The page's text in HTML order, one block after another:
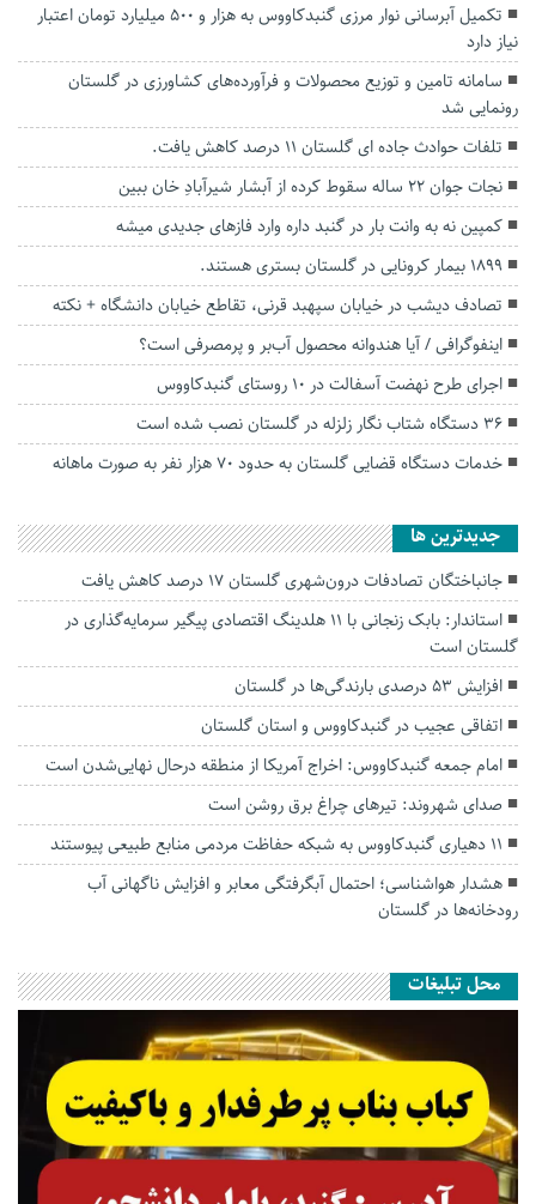
تکمیل آبرسانی نوار مرزی گنبدکاووس به هزار و ۵۰۰ میلیارد تومان اعتبار
نیاز دارد
سامانه تامین و توزیع محصولات و فرآورده‌های کشاورزی در گلستان
رونمایی شد
تلفات حوادث جاده ای گلستان ۱۱ درصد کاهش یافت.
نجات جوان ۲۲ ساله سقوط کرده از آبشار شیرآبادِ خان ببین
کمپین نه به وانت بار در گنبد داره وارد فازهای جدیدی میشه
۱۸۹۹ بیمار کرونایی در گلستان بستری هستند.
تصادف دیشب در خیابان سپهبد قرنی، تقاطع خیابان دانشگاه + نکته
اینفوگرافی / آیا هندوانه محصول آب‌بر و پرمصرفی است؟
اجرای طرح نهضت آسفالت در ۱۰ روستای گنبدکاووس
۳۶ دستگاه شتاب نگار زلزله در گلستان نصب شده است
خدمات دستگاه قضایی گلستان به حدود ۷۰ هزار نفر به صورت ماهانه
جديدترين ها
جانباختگان تصادفات درون‌شهری گلستان ۱۷ درصد کاهش یافت
استاندار: بابک زنجانی با ۱۱ هلدینگ اقتصادی پیگیر سرمایه‌گذاری در
گلستان است
افزایش ۵۳ درصدی بارندگی‌ها در گلستان
اتفاقی عجیب در‌ گنبدکاووس و استان گلستان
امام جمعه گنبدکاووس: اخراج آمریکا از منطقه درحال نهایی‌شدن است
صدای شهروند: تیرهای چراغ برق روشن است
۱۱ دهیاری گنبدکاووس به شبکه حفاظت مردمی منابع طبیعی پیوستند
هشدار هواشناسی؛ احتمال آبگرفتگی معابر و افزایش ناگهانی آب
رودخانه‌ها در گلستان
محل تبلیغات